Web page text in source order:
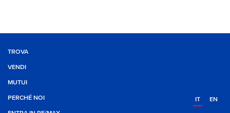
TROVA
VENDI
MUTUI
PERCHÉ NOI IT EN